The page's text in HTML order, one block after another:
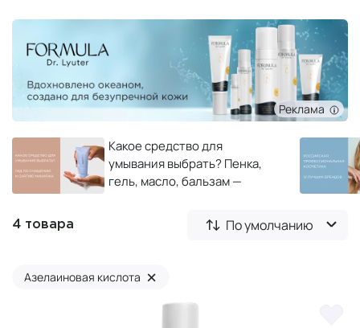
Реклама
Какое средство для
умывания выбрать? Пенка,
гель, масло, бальзам —
4 товара По умолчанию
Азелаиновая кислота ×